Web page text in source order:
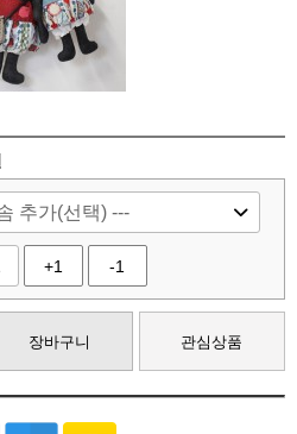
+1 -1
장바구니 관심상품